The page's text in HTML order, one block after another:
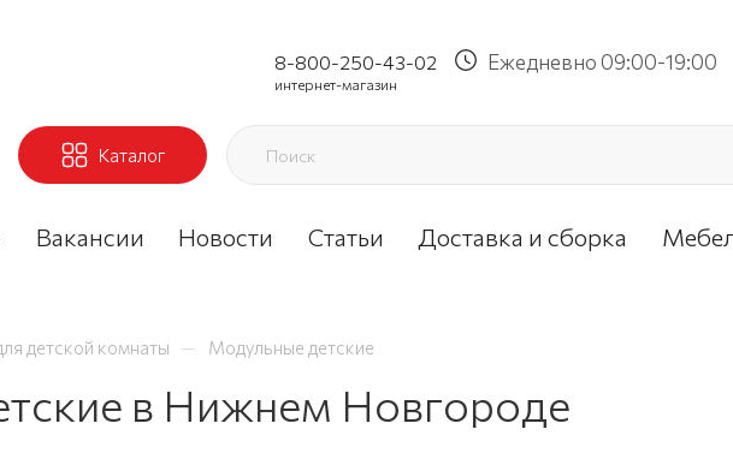
8-800-250-43-02
интернет-магазин
Ежедневно 09:00-19:00
Каталог
Вакансии Новости Статьи Доставка и сборка
детской комнаты — Модульные детские
в Нижнем Новгороде